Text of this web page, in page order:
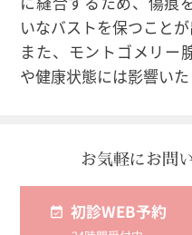
いなバストを保つことが
また、モントゴメリー
や健康状態には影響いた
お気軽にお問
初診WEB予約